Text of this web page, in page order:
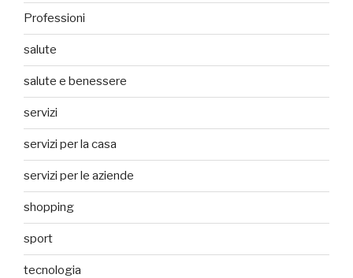
Professioni
salute
salute e benessere
servizi
servizi per la casa
servizi per le aziende
shopping
sport
tecnologia